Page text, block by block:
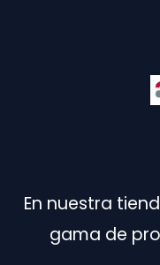
En nuestra
gama de